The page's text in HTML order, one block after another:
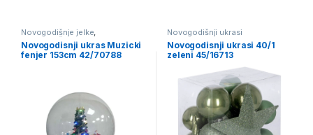
Novogodišnje jelke,
Novogodišnji ukrasi
Novogodisnji ukras Muzicki
fenjer 153cm 42/70788
Novogodišnji ukrasi
Novogodisnji ukrasi 40/1
zeleni 45/16713